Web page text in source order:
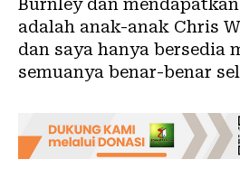
adalah anak-anak Chris
dan saya hanya bersedia
semuanya benar-benar